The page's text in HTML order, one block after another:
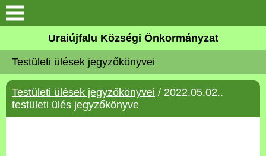
Köszöntő
Elérhetőségek
Uraiújfalu
Uraiújfalu Községi Önkormányzat
Testületi ülések jegyzőkönyvei
Testületi ülések jegyzőkönyvei / 2022.05.02..
testületi ülés jegyzőkönyve